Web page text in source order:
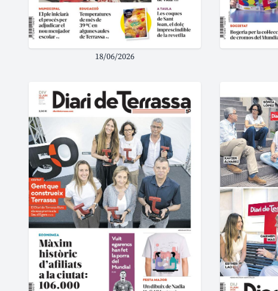
18/06/2026